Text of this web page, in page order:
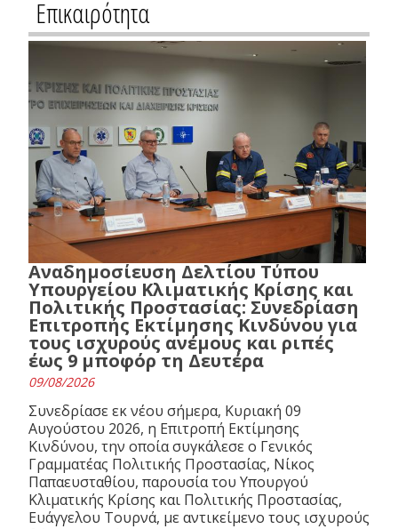
Επικαιρότητα
Αναδημοσίευση Δελτίου Τύπου
Υπουργείου Κλιματικής Κρίσης και
Πολιτικής Προστασίας: Συνεδρίαση
Επιτροπής Εκτίμησης Κινδύνου για
τους ισχυρούς ανέμους και ριπές
έως 9 μποφόρ τη Δευτέρα
09/08/2026
Συνεδρίασε εκ νέου σήμερα, Κυριακή 09
Αυγούστου 2026, η Επιτροπή Εκτίμησης
Κινδύνου, την οποία συγκάλεσε ο Γενικός
Γραμματέας Πολιτικής Προστασίας, Νίκος
Παπαευσταθίου, παρουσία του Υπουργού
Κλιματικής Κρίσης και Πολιτικής Προστασίας,
Ευάγγελου Τουρνά, με αντικείμενο τους ισχυρούς